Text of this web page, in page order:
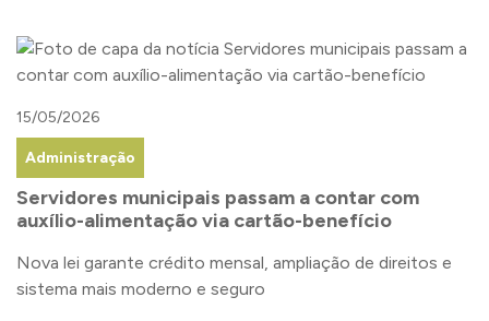
15/05/2026
Administração
Servidores municipais passam a contar com
auxílio-alimentação via cartão-benefício
Nova lei garante crédito mensal, ampliação de direitos e
sistema mais moderno e seguro